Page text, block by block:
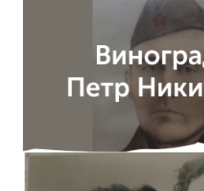
SPN CHI
комиссия
+7 (831) 262-26-20